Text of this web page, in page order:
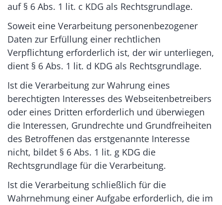
auf § 6 Abs. 1 lit. c KDG als Rechtsgrundlage.
Soweit eine Verarbeitung personenbezogener
Daten zur Erfüllung einer rechtlichen
Verpflichtung erforderlich ist, der wir unterliegen,
dient § 6 Abs. 1 lit. d KDG als Rechtsgrundlage.
Ist die Verarbeitung zur Wahrung eines
berechtigten Interesses des Webseitenbetreibers
oder eines Dritten erforderlich und überwiegen
die Interessen, Grundrechte und Grundfreiheiten
des Betroffenen das erstgenannte Interesse
nicht, bildet § 6 Abs. 1 lit. g KDG die
Rechtsgrundlage für die Verarbeitung.
Ist die Verarbeitung schließlich für die
Wahrnehmung einer Aufgabe erforderlich, die im